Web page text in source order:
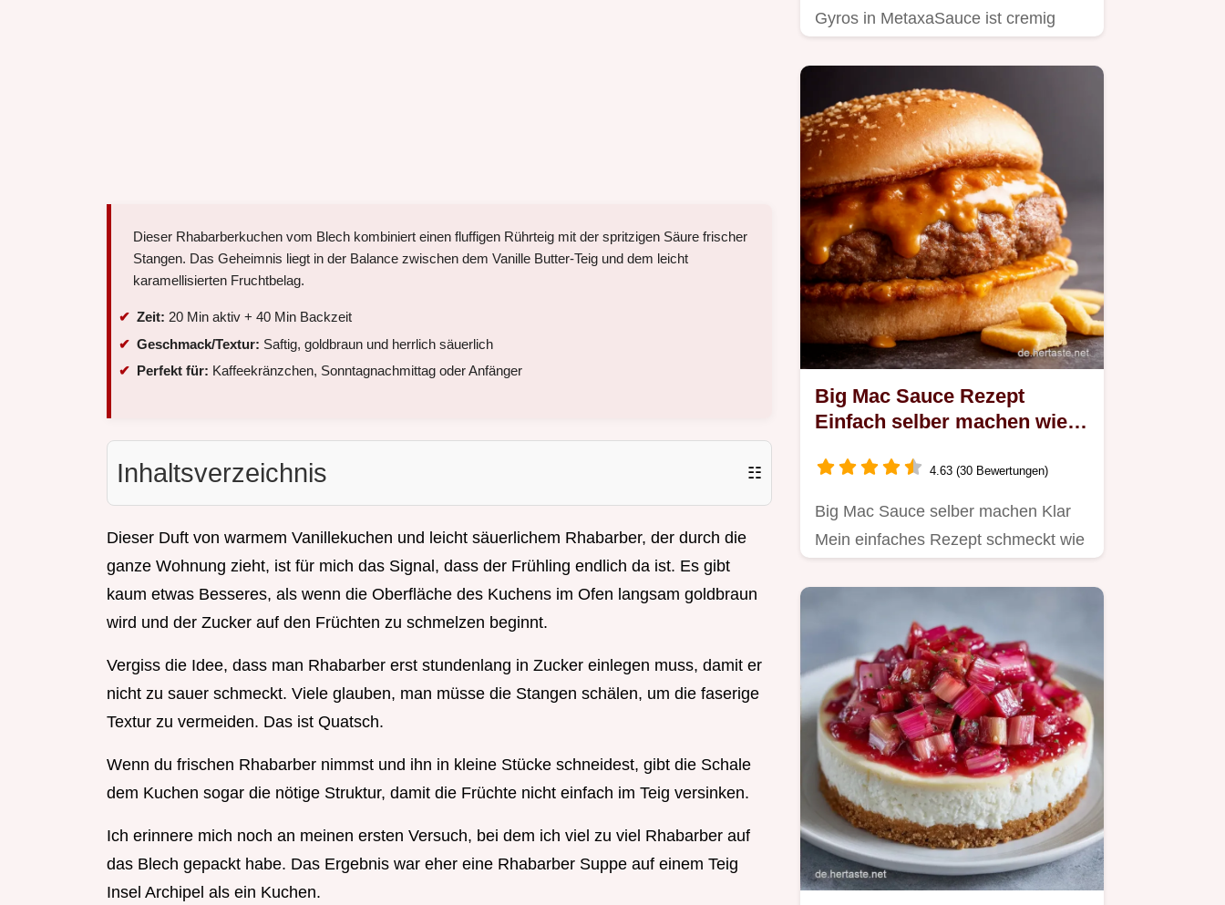
Dieser Rhabarberkuchen vom Blech kombiniert einen fluffigen Rührteig mit der spritzigen Säure frischer
Stangen. Das Geheimnis liegt in der Balance zwischen dem Vanille Butter-Teig und dem leicht
karamellisierten Fruchtbelag.
Zeit: 20 Min aktiv + 40 Min Backzeit
Geschmack/Textur: Saftig, goldbraun und herrlich säuerlich
Perfekt für: Kaffeekränzchen, Sonntagnachmittag oder Anfänger
Inhaltsverzeichnis ☷
Dieser Duft von warmem Vanillekuchen und leicht säuerlichem Rhabarber, der durch die
ganze Wohnung zieht, ist für mich das Signal, dass der Frühling endlich da ist. Es gibt
kaum etwas Besseres, als wenn die Oberfläche des Kuchens im Ofen langsam goldbraun
wird und der Zucker auf den Früchten zu schmelzen beginnt.
Vergiss die Idee, dass man Rhabarber erst stundenlang in Zucker einlegen muss, damit er
nicht zu sauer schmeckt. Viele glauben, man müsse die Stangen schälen, um die faserige
Textur zu vermeiden. Das ist Quatsch.
Wenn du frischen Rhabarber nimmst und ihn in kleine Stücke schneidest, gibt die Schale
dem Kuchen sogar die nötige Struktur, damit die Früchte nicht einfach im Teig versinken.
Ich erinnere mich noch an meinen ersten Versuch, bei dem ich viel zu viel Rhabarber auf
das Blech gepackt habe. Das Ergebnis war eher eine Rhabarber Suppe auf einem Teig
Insel Archipel als ein Kuchen.
Gyros in MetaxaSauce ist cremig
Big Mac Sauce Rezept
Einfach selber machen wie
4.63 (30 Bewertungen)
Big Mac Sauce selber machen Klar
Mein einfaches Rezept schmeckt wie